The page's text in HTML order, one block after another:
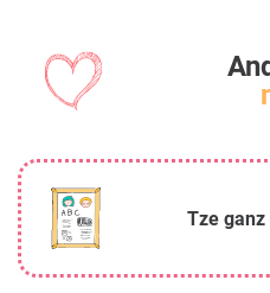
Tze